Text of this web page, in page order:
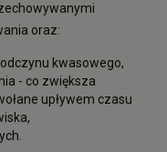
oraz:
kwasowego,
- co zwiększa
upływem czasu